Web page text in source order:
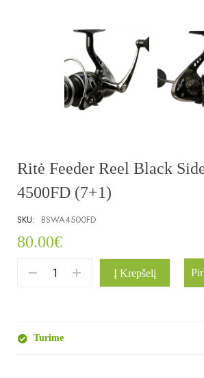
Ritė Feeder Reel Black
4500FD (7+1)
SKU: BSWA4500FD
80.00€
Į Krepšelį
Turime